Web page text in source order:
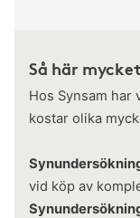
Så här
Hos Synsam
kostar olika
vid köp av